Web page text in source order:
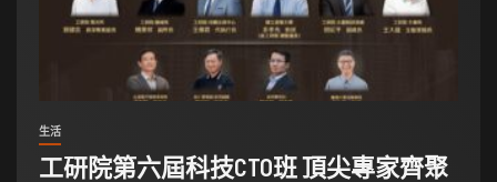
生活
工研院第六屆科技CTO班 頂尖專家齊聚